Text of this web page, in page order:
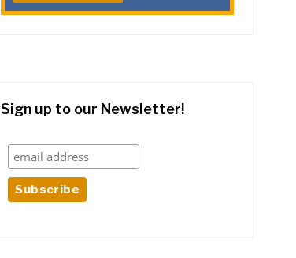
Sign up to our Newsletter!